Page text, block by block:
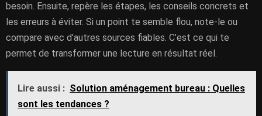
besoin. Ensuite, repère les étapes, les conseils concrets et
les erreurs à éviter. Si un point te semble flou, note-le ou
compare avec d’autres sources fiables. C’est ce qui te
permet de transformer une lecture en résultat réel.
Lire aussi : Solution aménagement bureau : Quelles
sont les tendances ?